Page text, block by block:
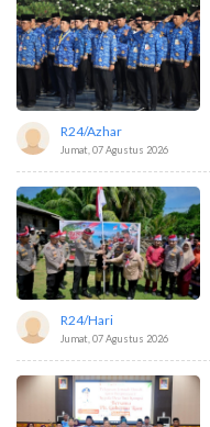
R24/azhar
Jumat, 07 Agustus 2026
R24/hari
Jumat, 07 Agustus 2026